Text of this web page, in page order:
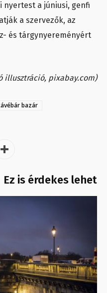
nyertest a júniusi, genfi
a szervezők, az
és tárgynyereményért
illusztráció, pixabay.com)
bazár
Ez is érdekes lehet